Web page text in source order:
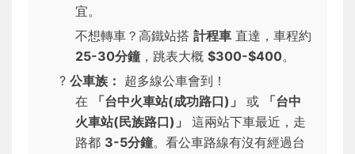
宜。
不想轉車？高鐵站搭 計程車 直達，車程約
25-30分鐘 ，跳表大概 $300-$400。
? 公車族： 超多線公車會到！
在
「台中火車站(成功路口)」 或
「台中
火車站(民族路口)」
這兩站下車最近，走
路都 3-5分鐘。看公車路線有沒有經過台